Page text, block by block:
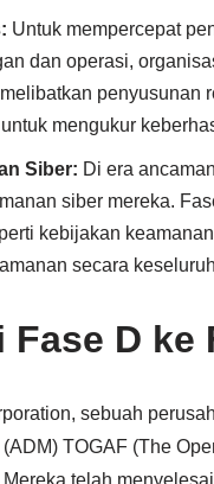
Untuk mempercepat
dan operasi,
mengukur
Siber: Di era
siber mereka.
kebijakan
secara
D ke
sebuah
TOGAF (The
telah